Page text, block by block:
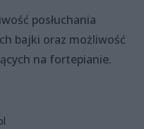
posłuchania
bajki oraz możliwość
na fortepianie.